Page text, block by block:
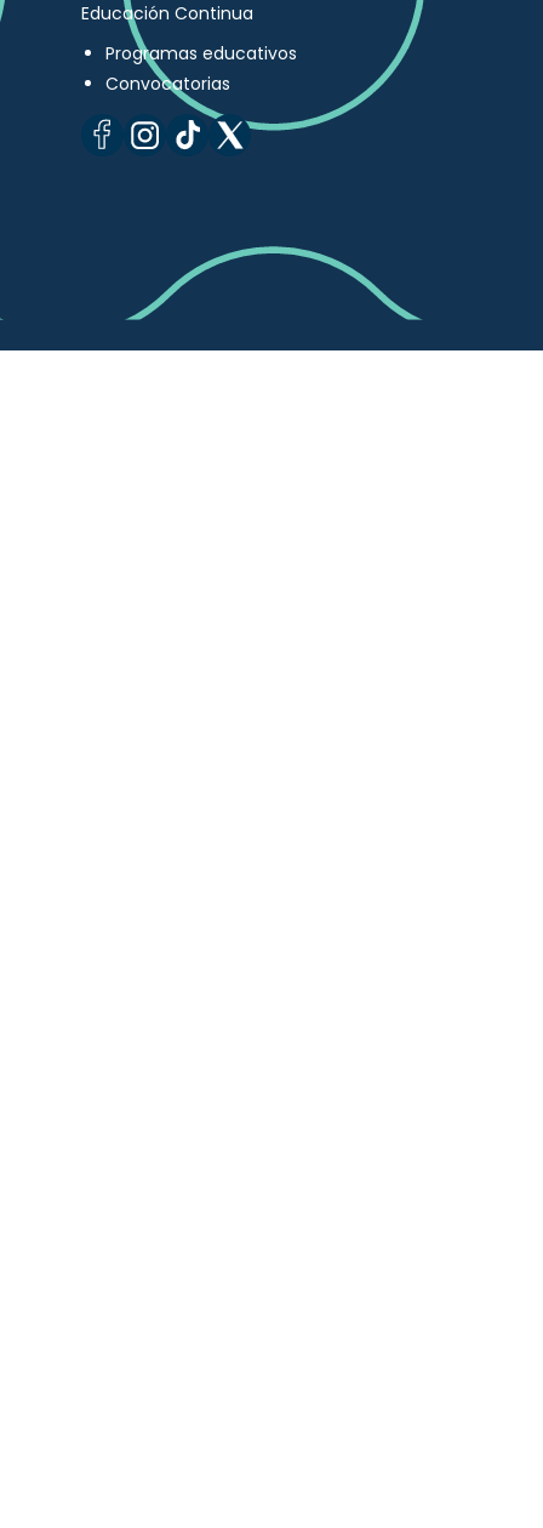
Educación Continua
Programas educativos
Convocatorias